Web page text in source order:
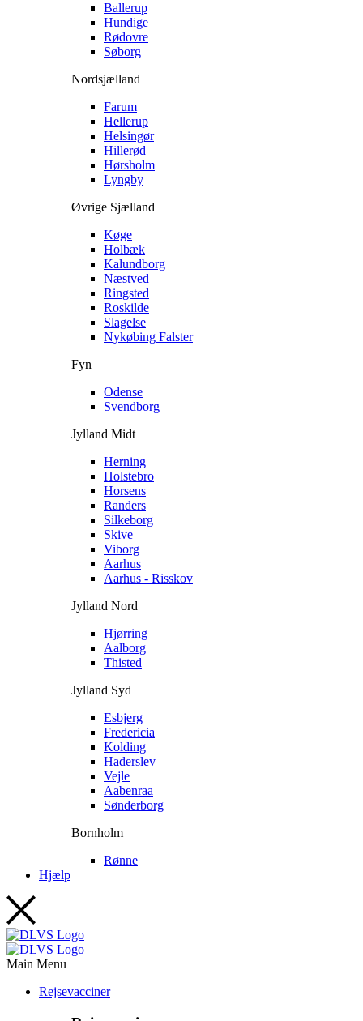
Ballerup
Hundige
Rødovre
Søborg
Nordsjælland
Farum
Hellerup
Helsingør
Hillerød
Hørsholm
Lyngby
Øvrige Sjælland
Køge
Holbæk
Kalundborg
Næstved
Ringsted
Roskilde
Slagelse
Nykøbing Falster
Fyn
Odense
Svendborg
Jylland Midt
Herning
Holstebro
Horsens
Randers
Silkeborg
Skive
Viborg
Aarhus
Aarhus - Risskov
Jylland Nord
Hjørring
Aalborg
Thisted
Jylland Syd
Esbjerg
Fredericia
Kolding
Haderslev
Vejle
Aabenraa
Sønderborg
Bornholm
Rønne
Hjælp
Main Menu
Rejsevacciner